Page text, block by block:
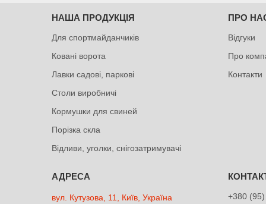
НАША ПРОДУКЦІЯ
Для спортмайданчиків
Ковані ворота
Лавки садові, паркові
Столи виробничі
Кормушки для свиней
Порізка скла
Відливи, уголки, снігозатримувачі
ПРО
Відгуки
Про
Контакти
вул. Кутузова, 11, Київ, Україна +380